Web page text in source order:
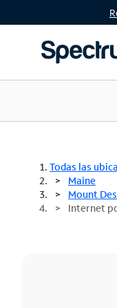
Todas las
Maine
Mount
Internet